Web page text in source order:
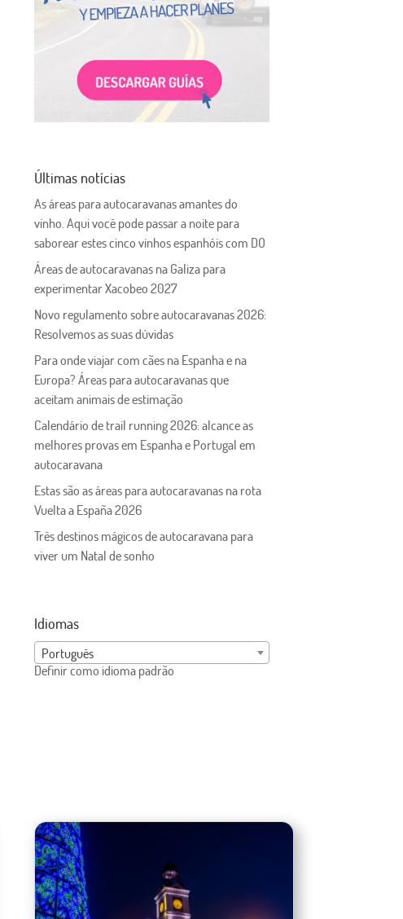
Últimas notícias
As áreas para autocaravanas amantes do
vinho. Aqui você pode passar a noite para
saborear estes cinco vinhos espanhóis com DO
Áreas de autocaravanas na Galiza para
experimentar Xacobeo 2027
Novo regulamento sobre autocaravanas 2026:
Resolvemos as suas dúvidas
Para onde viajar com cães na Espanha e na
Europa? Áreas para autocaravanas que
aceitam animais de estimação
Calendário de trail running 2026: alcance as
melhores provas em Espanha e Portugal em
autocaravana
Estas são as áreas para autocaravanas na rota
Vuelta a España 2026
Três destinos mágicos de autocaravana para
viver um Natal de sonho
Idiomas
Português
Definir como idioma padrão